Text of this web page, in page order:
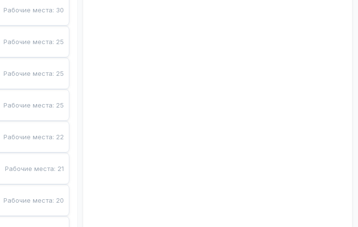
Рабочие места: 30
Рабочие места: 25
Рабочие места: 25
Рабочие места: 25
Рабочие места: 22
Рабочие места: 21
Рабочие места: 20